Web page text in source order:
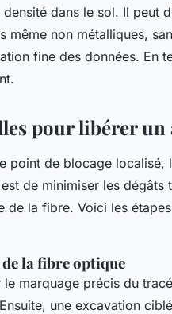
dans le sol. Il peut
même non métalliques,
fine des données. En
pour libérer
point de blocage localisé,
de minimiser les
de la fibre. Voici les
la fibre optique
le marquage précis du
une excavation